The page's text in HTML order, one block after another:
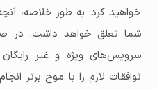
خواهید کرد. به طور خلاصه،
شما تعلق خواهد داشت. در
سرویس‌های ویژه و غیر رایگان
توافقات لازم را با موج برتر